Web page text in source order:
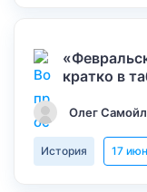
кратко в
Олег
История 17